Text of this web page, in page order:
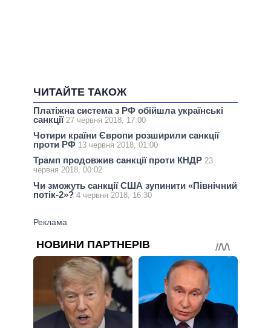
ЧИТАЙТЕ ТАКОЖ
Платіжна система з РФ обійшла українські
санкції 27 червня 2018, 17:00
Чотири країни Європи розширили санкції
проти РФ 13 червня 2018, 01:00
Трамп продовжив санкції проти КНДР 23
червня 2018, 00:02
Чи зможуть санкції США зупинити «Північний
потік-2»? 4 червня 2018, 16:30